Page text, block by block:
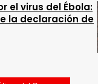
el virus del Ébola:
la declaración de